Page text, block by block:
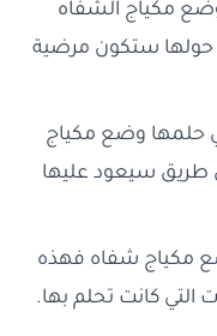
وضع مكياج الشفاه
حولها ستكون مرضية
حلمها وضع مكياج
طريق سيعود عليها
مكياج شفاه فهذه
التي كانت تحلم بها.